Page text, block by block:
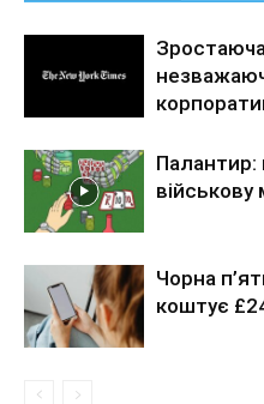
Палантир:
Чорна
коштує